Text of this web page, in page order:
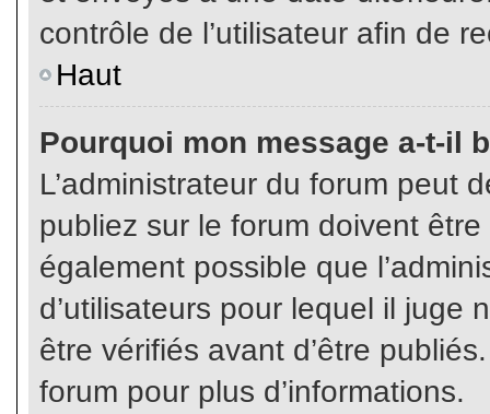
contrôle de l’utilisateur afin de
Haut
Pourquoi mon message a-t-il
L’administrateur du forum peut
publiez sur le forum doivent
également possible que
d’utilisateurs pour lequel il juge
être vérifiés avant d’être
forum pour plus d’informations.